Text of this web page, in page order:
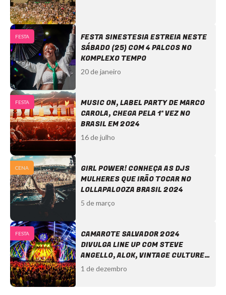
FESTA
FESTA SINESTESIA ESTREIA NESTE
SÁBADO (25) COM 4 PALCOS NO
KOMPLEXO TEMPO
20 de janeiro
FESTA
MUSIC ON, LABEL PARTY DE MARCO
CAROLA, CHEGA PELA 1ª VEZ NO
BRASIL EM 2024
16 de julho
CENA
GIRL POWER! CONHEÇA AS DJS
MULHERES QUE IRÃO TOCAR NO
LOLLAPALOOZA BRASIL 2024
5 de março
FESTA
CAMAROTE SALVADOR 2024
DIVULGA LINE UP COM STEVE
ANGELLO, ALOK, VINTAGE CULTURE,
ARTBAT, DISCLOSURE E MAIS
1 de dezembro